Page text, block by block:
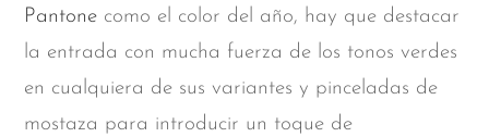
Pantone como el color del año, hay que destacar
la entrada con mucha fuerza de los tonos verdes
en cualquiera de sus variantes y pinceladas de
mostaza para introducir un toque de